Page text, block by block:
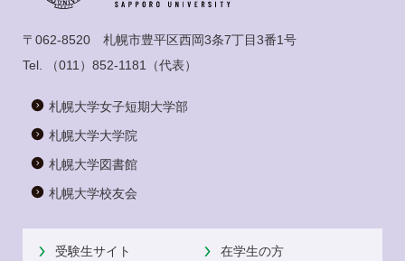
〒062-8520 札幌市豊平区西岡3条7丁目3番1号
Tel.
（011）852-1181 （代表）
札幌大学女子短期大学部
札幌大学大学院
札幌大学図書館
札幌大学校友会
受験生サイト
在学生の方